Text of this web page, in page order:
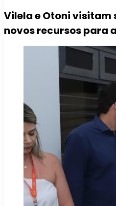
Vilela e Otoni visitam
novos recursos para